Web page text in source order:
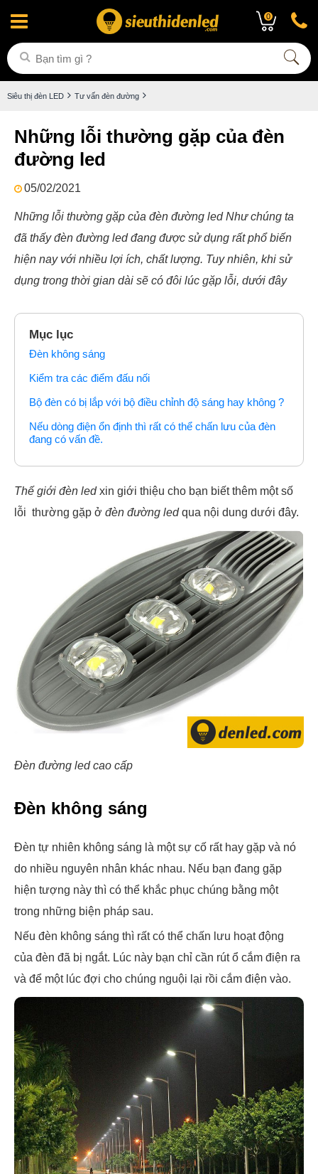
0
Siêu thị đèn LED Tư vấn đèn đường
Những lỗi thường gặp của đèn
đường led
05/02/2021
Những lỗi thường gặp của đèn đường led Như chúng ta
đã thấy đèn đường led đang được sử dụng rất phổ biến
hiện nay với nhiều lợi ích, chất lượng. Tuy nhiên, khi sử
dụng trong thời gian dài sẽ có đôi lúc gặp lỗi, dưới đây
Mục lục
Đèn không sáng
Kiểm tra các điểm đấu nối
Bộ đèn có bị lắp với bộ điều chỉnh độ sáng hay không ?
Nếu dòng điện ổn định thì rất có thể chấn lưu của đèn
đang có vấn đề.
Thế giới đèn ledxin giới thiệu cho bạn biết thêm một số
lỗi thường gặp ở đèn đường ledqua nội dung dưới đây.
Đèn đường led cao cấp
Đèn không sáng
Đèn tự nhiên không sáng là một sự cố rất hay gặp và nó
do nhiều nguyên nhân khác nhau. Nếu bạn đang gặp
hiện tượng này thì có thể khắc phục chúng bằng một
trong những biện pháp sau.
Nếu đèn không sáng thì rất có thể chấn lưu hoạt động
của đèn đã bị ngắt. Lúc này bạn chỉ cần rút ổ cắm điện ra
và để một lúc đợi cho chúng nguội lại rồi cắm điện vào.